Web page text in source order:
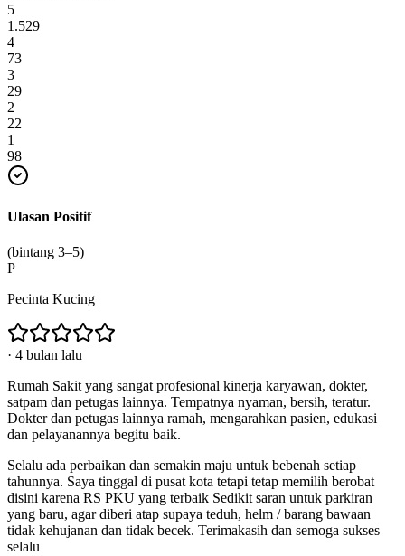
5
1.529
4
73
3
29
2
22
1
98
Ulasan Positif
(bintang 3–5)
P
Pecinta Kucing
· 4 bulan lalu
Rumah Sakit yang sangat profesional kinerja karyawan, dokter,
satpam dan petugas lainnya. Tempatnya nyaman, bersih, teratur.
Dokter dan petugas lainnya ramah, mengarahkan pasien, edukasi
dan pelayanannya begitu baik.
Selalu ada perbaikan dan semakin maju untuk bebenah setiap
tahunnya. Saya tinggal di pusat kota tetapi tetap memilih berobat
disini karena RS PKU yang terbaik Sedikit saran untuk parkiran
yang baru, agar diberi atap supaya teduh, helm / barang bawaan
tidak kehujanan dan tidak becek. Terimakasih dan semoga sukses
selalu